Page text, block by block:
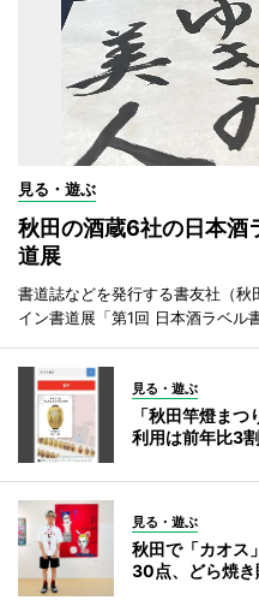
見る・遊ぶ
秋田の酒蔵6社の日本酒
道展
書道誌などを発行する書友社（秋
イン書道展「第1回 日本酒ラベル
見る・遊ぶ
「秋田竿燈ま
利用は前年比3
見る・遊ぶ
秋田で「カオ
30点、どら焼き